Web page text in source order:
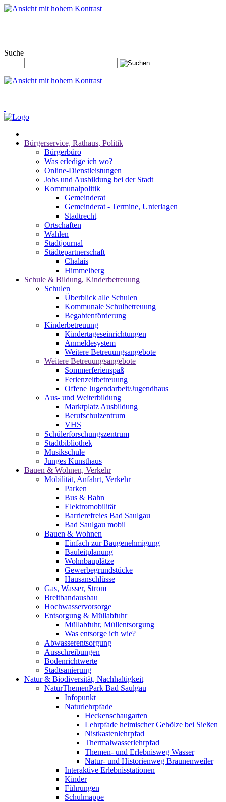
Suche
Bürgerservice, Rathaus, Politik
Bürgerbüro
Was erledige ich wo?
Online-Dienstleistungen
Jobs und Ausbildung bei der Stadt
Kommunalpolitik
Gemeinderat
Gemeinderat - Termine, Unterlagen
Stadtrecht
Ortschaften
Wahlen
Stadtjournal
Städtepartnerschaft
Chalais
Himmelberg
Schule & Bildung, Kinderbetreuung
Schulen
Überblick alle Schulen
Kommunale Schulbetreuung
Begabtenförderung
Kinderbetreuung
Kindertageseinrichtungen
Anmeldesystem
Weitere Betreuungsangebote
Weitere Betreuungsangebote
Sommerferienspaß
Ferienzeitbetreuung
Offene Jugendarbeit/Jugendhaus
Aus- und Weiterbildung
Marktplatz Ausbildung
Berufschulzentrum
VHS
Schülerforschungszentrum
Stadtbibliothek
Musikschule
Junges Kunsthaus
Bauen & Wohnen, Verkehr
Mobilität, Anfahrt, Verkehr
Parken
Bus & Bahn
Elektromobilität
Barrierefreies Bad Saulgau
Bad Saulgau mobil
Bauen & Wohnen
Einfach zur Baugenehmigung
Bauleitplanung
Wohnbauplätze
Gewerbegrundstücke
Hausanschlüsse
Gas, Wasser, Strom
Breitbandausbau
Hochwasservorsorge
Entsorgung & Müllabfuhr
Müllabfuhr, Müllentsorgung
Was entsorge ich wie?
Abwasserentsorgung
Ausschreibungen
Bodenrichtwerte
Stadtsanierung
Natur & Biodiversität, Nachhaltigkeit
NaturThemenPark Bad Saulgau
Infopunkt
Naturlehrpfade
Heckenschaugarten
Lehrpfade heimischer Gehölze bei Sießen
Nistkastenlehrpfad
Thermalwasserlehrpfad
Themen- und Erlebnisweg Wasser
Natur- und Historienweg Braunenweiler
Interaktive Erlebnisstationen
Kinder
Führungen
Schulmappe